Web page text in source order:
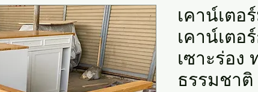
เคาน์เตอ
เคาน์เตอ
เซาะร่อง
ธรรมชาติ